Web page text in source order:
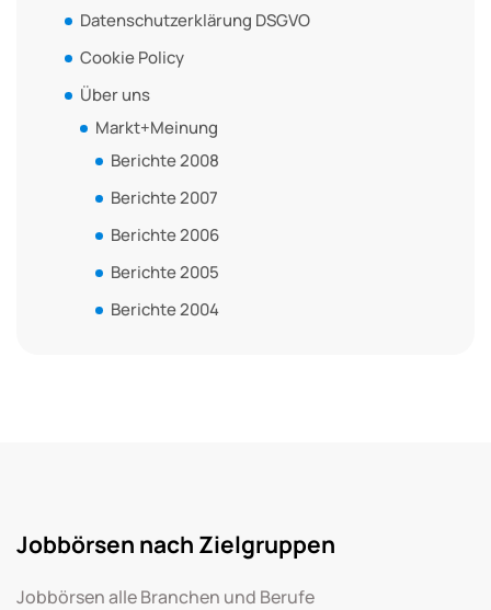
Datenschutzerklärung DSGVO
Cookie Policy
Über uns
Markt+Meinung
Berichte 2008
Berichte 2007
Berichte 2006
Berichte 2005
Berichte 2004
Jobbörsen nach Zielgruppen
Jobbörsen alle Branchen und Berufe